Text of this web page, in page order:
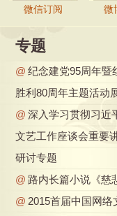
微信订阅 微
专题
@ 纪念建党95周年暨
胜利80周年主题活动
@ 深入学习贯彻习近
文艺工作座谈会重要
研讨专题
@ 路内长篇小说《慈
@ 2015首届中国网络